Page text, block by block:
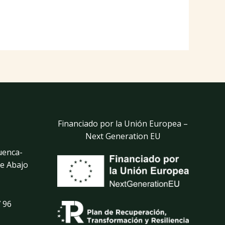
Abajo
96
Financiado por la Unión Europea –
Next Generation EU